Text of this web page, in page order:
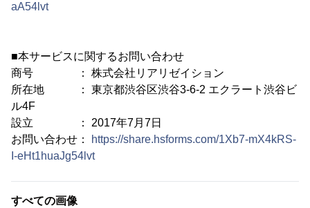
aA54lvt
■本サービスに関するお問い合わせ
商号 ： 株式会社リアリゼイション
所在地 ： 東京都渋谷区渋谷3-6-2 エクラート渋谷ビ
ル4F
設立 ： 2017年7月7日
お問い合わせ：
https://share.hsforms.com/1Xb7-mX4kRS-
I-eHt1huaJg54lvt
すべての画像